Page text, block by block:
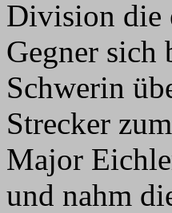
Division die
Gegner sich
Schwerin
Strecker
Major
und nahm